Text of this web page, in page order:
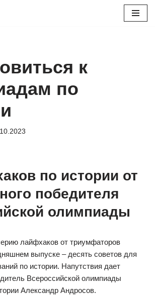
к
по
по истории от
победителя
олимпиады
лайфхаков от триумфаторов
выпуске – десять советов для
по истории. Напутствия дает
Всероссийской олимпиады
Александр Андросов.